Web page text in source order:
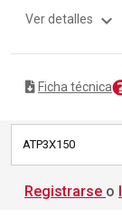
Ver detalles expand_more
Ficha técnica
ATP3X150
Registrarse o